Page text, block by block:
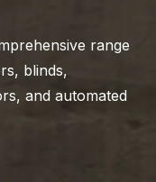
range
blinds,
and automated